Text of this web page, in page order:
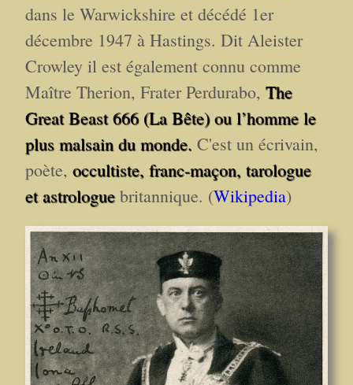
dans le Warwickshire et décédé 1er
décembre 1947 à Hastings. Dit Aleister
Crowley il est également connu comme
Maître Therion, Frater Perdurabo, The
Great Beast 666 (La Bête) ou l’homme le
plus malsain du monde. C'est un écrivain,
poète, occultiste, franc-maçon, tarologue
et astrologue britannique. (Wikipedia)